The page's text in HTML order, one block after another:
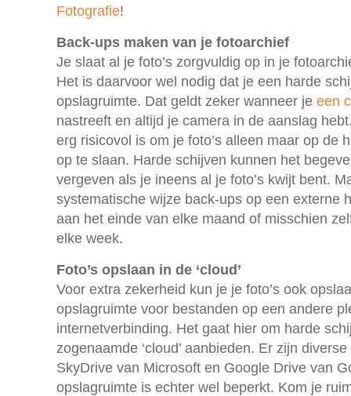
Fotografie!
Back-ups maken van je fotoarchief
Je slaat al je foto’s zorgvuldig op in je
Het is daarvoor wel nodig dat je een harde
opslagruimte. Dat geldt zeker wanneer je een
nastreeft en altijd je camera in de aanslag
erg risicovol is om je foto’s alleen maar op de
op te slaan. Harde schijven kunnen het
vergeven als je ineens al je foto’s kwijt bent.
systematische wijze back-ups op een externe
aan het einde van elke maand of misschien
elke week.
Foto’s opslaan in de ‘cloud’
Voor extra zekerheid kun je je foto’s ook
opslagruimte voor bestanden op een andere
internetverbinding. Het gaat hier om harde
zogenaamde ‘cloud’ aanbieden. Er zijn
SkyDrive van Microsoft en Google Drive van
opslagruimte is echter wel beperkt. Kom je